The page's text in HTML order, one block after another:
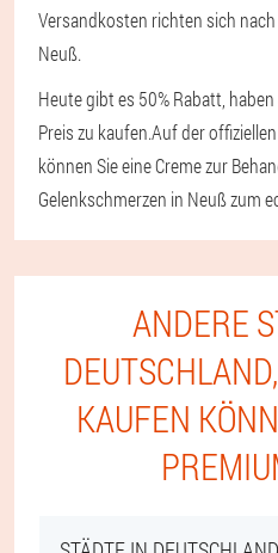
Versandkosten richten sich
Neuß.
Heute gibt es 50% Rabatt,
Preis zu kaufen.Auf der
können Sie eine Creme zur
Gelenkschmerzen in Neuß zum
ANDERE
KAUFEN